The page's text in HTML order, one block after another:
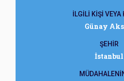
İLGİLİ KİŞİ VEYA
Günay
ŞEHİR
İstanbul